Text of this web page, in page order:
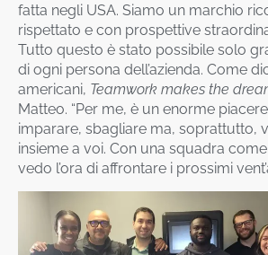
fatta negli USA. Siamo un marchio
rispettato e con prospettive
Tutto questo è stato possibile solo
di ogni persona dell’azienda. Come
americani, Teamwork makes the
Matteo. “Per me, è un enorme
imparare, sbagliare ma, soprattutto,
insieme a voi. Con una squadra
vedo l’ora di affrontare i prossimi